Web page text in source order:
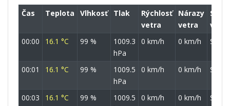
Čas Teplota Vlhkosť Tlak
Rýchlosť
vetra
Nárazy
vetra
Smer
vetra
00:00
16.1 °C 99 %
1009.3
hPa
0 km/h 0 km/h SSZ
00:01 16.1 °C 99 %
1009.5
hPa
0 km/h 0 km/h S
00:03 16.1 °C 99 %
1009.5
0 km/h 0 km/h S